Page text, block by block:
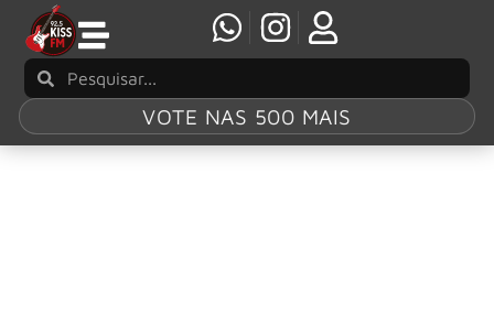
VOTE NAS 500 MAIS